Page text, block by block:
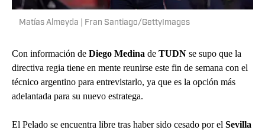
Matías Almeyda | Fran Santiago/GettyImages
Con información de Diego Medina de TUDN se supo que la
directiva regia tiene en mente reunirse este fin de semana con el
técnico argentino para entrevistarlo, ya que es la opción más
adelantada para su nuevo estratega.
El Pelado se encuentra libre tras haber sido cesado por el Sevilla